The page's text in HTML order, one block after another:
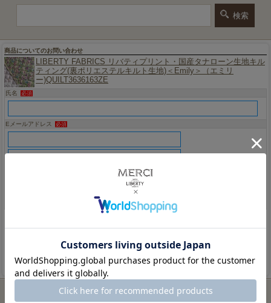
商品についてのお問い合わせ
LIBERTY FABRICS リバティプリント・国産タナローン生地キル
ティング(裏ポリエステルキルト生地)＜Emily＞（エミリ
ー)QUILT3636163ZE
氏名 必須
Eメールアドレス 必須